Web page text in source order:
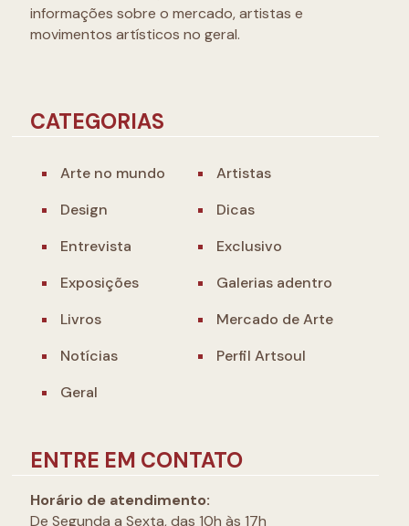
informações sobre o mercado, artistas e
movimentos artísticos no geral.
CATEGORIAS
Arte no mundo
Artistas
Design
Dicas
Entrevista
Exclusivo
Exposições
Galerias adentro
Livros
Mercado de Arte
Notícias
Perfil Artsoul
Geral
ENTRE EM CONTATO
Horário de atendimento:
De Segunda a Sexta, das 10h às 17h